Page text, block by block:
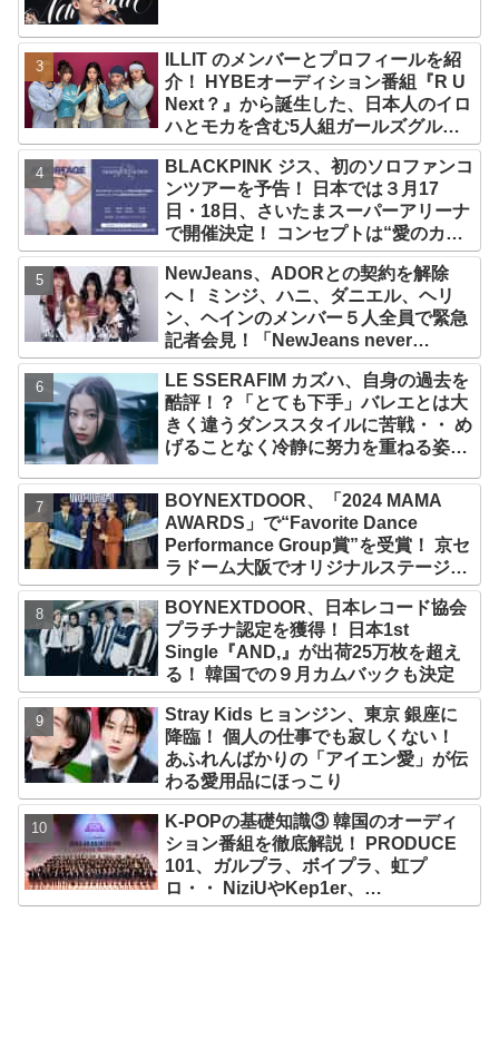
ILLIT のメンバーとプロフィールを紹
介！ HYBEオーディション番組『R U
Next？』から誕生した、日本人のイロ
ハとモカを含む5人組ガールズグルー
プ！ デビュー曲「Magnetic」がいき
なりの大ヒット
BLACKPINK ジス、初のソロファンコ
ンツアーを予告！ 日本では３月17
日・18日、さいたまスーパーアリーナ
で開催決定！ コンセプトは“愛のカケ
ラ”！？ 14日には新アルバム
『AMORTAGE』もリリース
NewJeans、ADORとの契約を解除
へ！ ミンジ、ハニ、ダニエル、ヘリ
ン、ヘインのメンバー５人全員で緊急
記者会見！「NewJeans never
dies!」と微笑みの宣言！ ADOR側、
2029年まで契約有効と主張
LE SSERAFIM カズハ、自身の過去を
酷評！？「とても下手」バレエとは大
きく違うダンススタイルに苦戦・・ め
げることなく冷静に努力を重ねる姿に
BOYNEXTDOOR、「2024 MAMA
AWARDS」で“Favorite Dance
Performance Group賞”を受賞！ 京セ
ラドーム大阪でオリジナルステージパ
フォーマンス披露！ 卒業パーティーを
コンセプトにスーツで魅了【動画あ
り】
BOYNEXTDOOR、日本レコード協会
プラチナ認定を獲得！ 日本1st
Single『AND,』が出荷25万枚を超え
る！ 韓国での９月カムバックも決定
Stray Kids ヒョンジン、東京 銀座に
降臨！ 個人の仕事でも寂しくない！
あふれんばかりの「アイエン愛」が伝
わる愛用品にほっこり
K-POPの基礎知識③ 韓国のオーディ
ション番組を徹底解説！ PRODUCE
101、ガルプラ、ボイプラ、虹プ
ロ・・ NiziUやKep1er、
ZEROBASEONEら人気グループが